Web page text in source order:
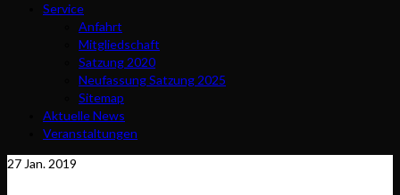
Service
Anfahrt
Mitgliedschaft
Satzung 2020
Neufassung Satzung 2025
Sitemap
Aktuelle News
Veranstaltungen
27 Jan. 2019